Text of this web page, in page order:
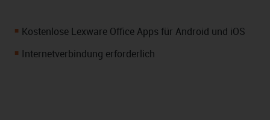
Kostenlose Lexware Office Apps für Android und iOS
Internetverbindung erforderlich